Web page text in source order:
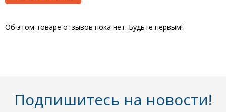
Об этом товаре отзывов пока нет. Будьте первым!
Подпишитесь на новости!